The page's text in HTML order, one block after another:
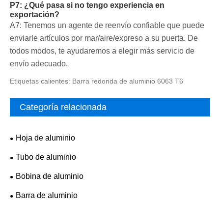
P7: ¿Qué pasa si no tengo experiencia en
exportación?
A7: Tenemos un agente de reenvío confiable que puede
enviarle artículos por mar/aire/expreso a su puerta. De
todos modos, te ayudaremos a elegir más servicio de
envío adecuado.
Etiquetas calientes: Barra redonda de aluminio 6063 T6
Categoría relacionada
Hoja de aluminio
Tubo de aluminio
Bobina de aluminio
Barra de aluminio